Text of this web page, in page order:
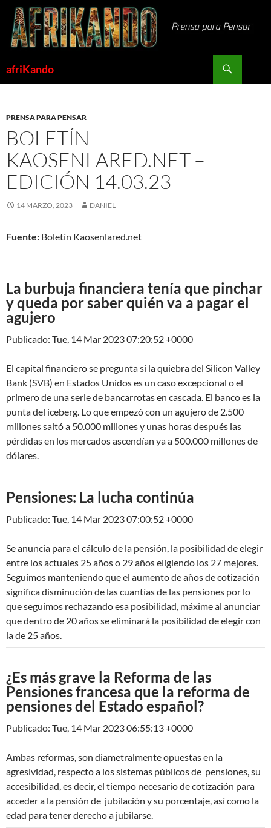
Saltar
contenido
afriKando
PRENSA PARA PENSAR
BOLETÍN
KAOSENLARED.NET –
EDICIÓN 14.03.23
14 MARZO, 2023 DANIEL
Fuente: Boletín Kaosenlared.net
La burbuja financiera tenía que pinchar
y queda por saber quién va a pagar el
agujero
Publicado: Tue, 14 Mar 2023 07:20:52 +0000
El capital financiero se pregunta si la quiebra del Silicon Valley
Bank (SVB) en Estados Unidos es un caso excepcional o el
primero de una serie de bancarrotas en cascada. El banco es la
punta del iceberg. Lo que empezó con un agujero de 2.500
millones saltó a 50.000 millones y unas horas después las
pérdidas en los mercados ascendían ya a 500.000 millones de
dólares.
Pensiones: La lucha continúa
Publicado: Tue, 14 Mar 2023 07:00:52 +0000
Se anuncia para el cálculo de la pensión, la posibilidad de elegir
entre los actuales 25 años o 29 años eligiendo los 27 mejores.
Seguimos manteniendo que el aumento de años de cotización
significa disminución de las cuantías de las pensiones por lo
que seguimos rechazando esa posibilidad, máxime al anunciar
que dentro de 20 años se eliminará la posibilidad de elegir con
la de 25 años.
¿Es más grave la Reforma de las
Pensiones francesa que la reforma de
pensiones del Estado español?
Publicado: Tue, 14 Mar 2023 06:55:13 +0000
Ambas reformas, son diametralmente opuestas en la
agresividad, respecto a los sistemas públicos de pensiones, su
accesibilidad, es decir, el tiempo necesario de cotización para
acceder a la pensión de jubilación y su porcentaje, así como la
edad para tener derecho a jubilarse.